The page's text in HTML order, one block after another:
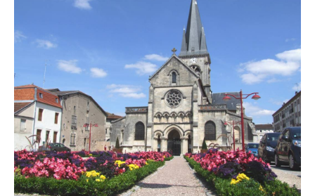
o À la découverte de la ville et de ses trésors
architecturaux.
o Une visite inédite et exceptionnelle de l’Hôtel
des Fermes.
Le programme détaillé sera dévoilé très
prochainement.
Cet événement, intitulé "Regards sur Ligny-en-
Barrois", est gratuit et ouvert à tous.
Informations pratiques et réservation
Les places étant limitées, l'inscription est obligatoire